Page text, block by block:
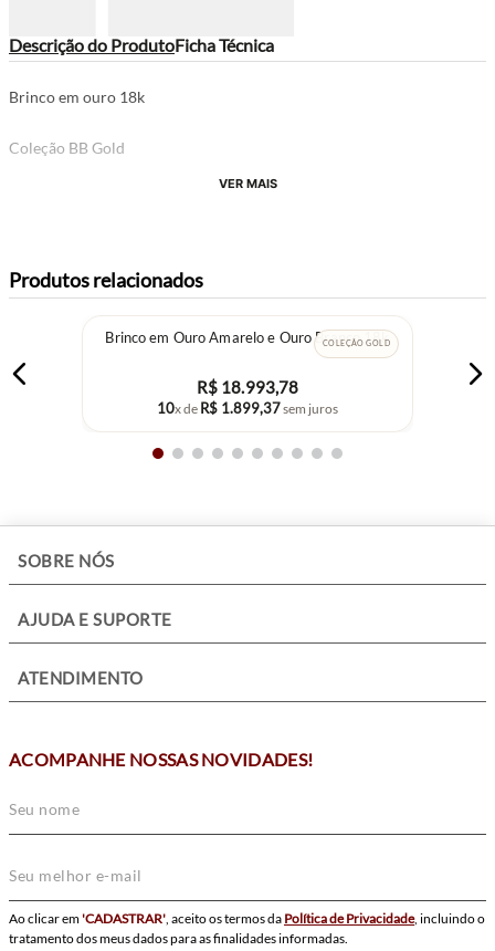
Descrição do ProdutoFicha Técnica
Brinco em ouro 18k
Coleção BB Gold
VER MAIS
Produtos relacionados
COLEÇÃO GOLD
Brinco em Ouro Amarelo e Ouro Branco 18k
R$ 18.993,78
10x de R$ 1.899,37sem juros
SOBRE NÓS
AJUDA E SUPORTE
ATENDIMENTO
ACOMPANHE NOSSAS NOVIDADES!
Ao clicar em'CADASTRAR', aceito os termos da Política de Privacidade, incluindo o
tratamento dos meus dados para as finalidades informadas.